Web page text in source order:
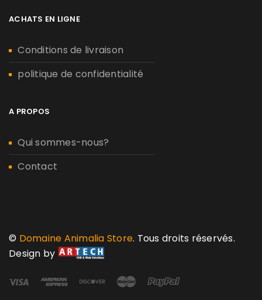
ACHATS EN LIGNE
Conditions de livraison
politique de confidentialité
A PROPOS
Qui sommes-nous?
Contact
© Domaine Animalia Store. Tous droits réservés.
Design by